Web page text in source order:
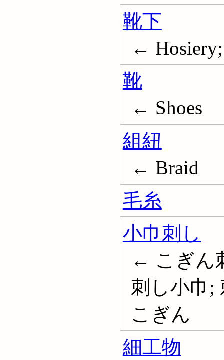
靴下
←
靴
← Shoes
組紐
← Braid
毛糸
小巾刺し
← こぎん
刺し小巾;
こぎん
細工物